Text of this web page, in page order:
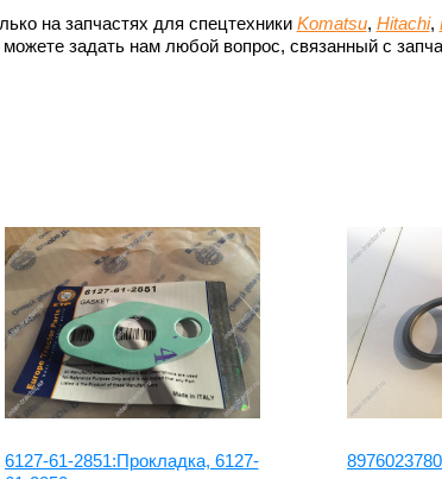
на запчастях для спецтехники Komatsu, Hitachi,
задать нам любой вопрос, связанный с
6127-61-2851:Прокладка, 6127-